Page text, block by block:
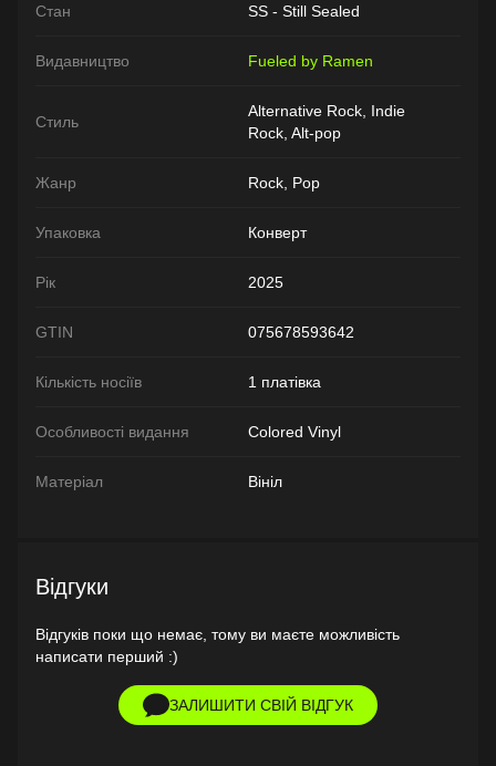
Стан SS - Still Sealed
Видавництво Fueled by Ramen
Стиль
Alternative Rock, Indie
Rock, Alt-pop
Жанр Rock, Pop
Упаковка Конверт
Рік 2025
GTIN 075678593642
Кількість носіїв 1 платівка
Особливості видання Colored Vinyl
Матеріал Вініл
Відгуки
Відгуків поки що немає, тому ви маєте можливість
написати перший :)
ЗАЛИШИТИ СВІЙ ВІДГУК